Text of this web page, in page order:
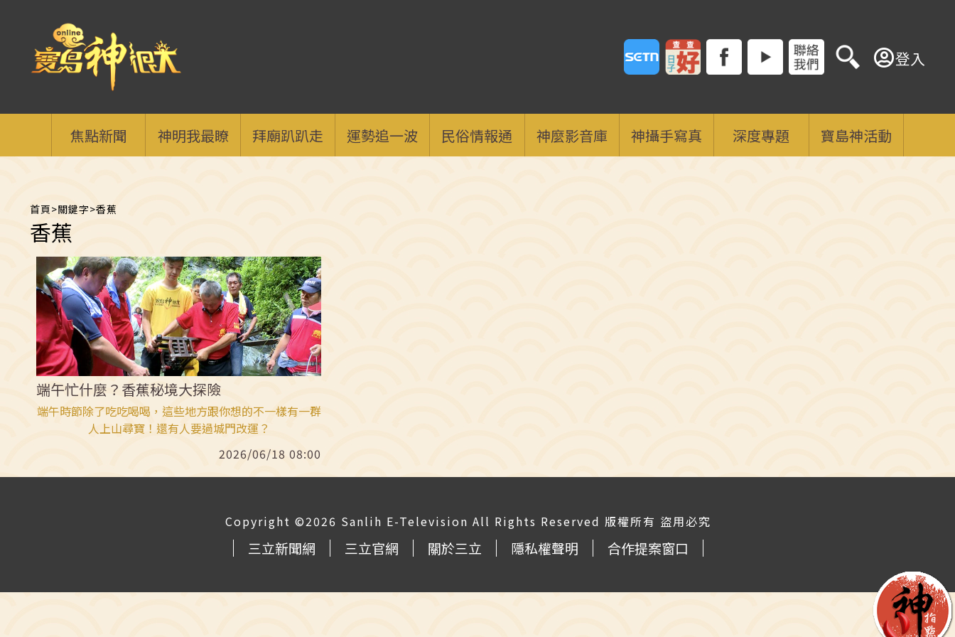
登入
焦點新聞 神明我最瞭 拜廟趴趴走 運勢追一波 民俗情報通 神麼影音庫 神攝手寫真 深度專題 寶島神活動
首頁>關鍵字>香蕉
香蕉
端午忙什麼？香蕉秘境大探險
端午時節除了吃吃喝喝，這些地方跟你想的不一樣有一群
人上山尋寶！還有人要過城門改運？
2026/06/18 08:00
Copyright ©2026 Sanlih E-Television All Rights Reserved 版權所有 盜用必究
三立新聞網 三立官網 關於三立 隱私權聲明 合作提案窗口